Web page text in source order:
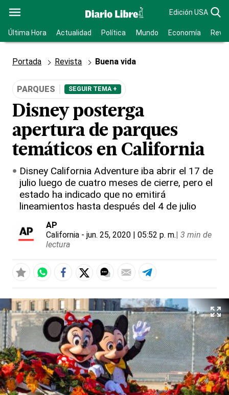
Edición USA
Última Hora Actualidad Política Mundo Economía
Portada Revista Buena vida
PARQUES SEGUIR TEMA +
Disney posterga
apertura de parques
temáticos en California
Disney California Adventure iba abrir el 17 de
julio luego de cuatro meses de cierre, pero el
estado ha indicado que no emitirá
lineamientos hasta después del 4 de julio
AP
California - jun. 25, 2020 | 05:52 p. m.| 3 min de
lectura